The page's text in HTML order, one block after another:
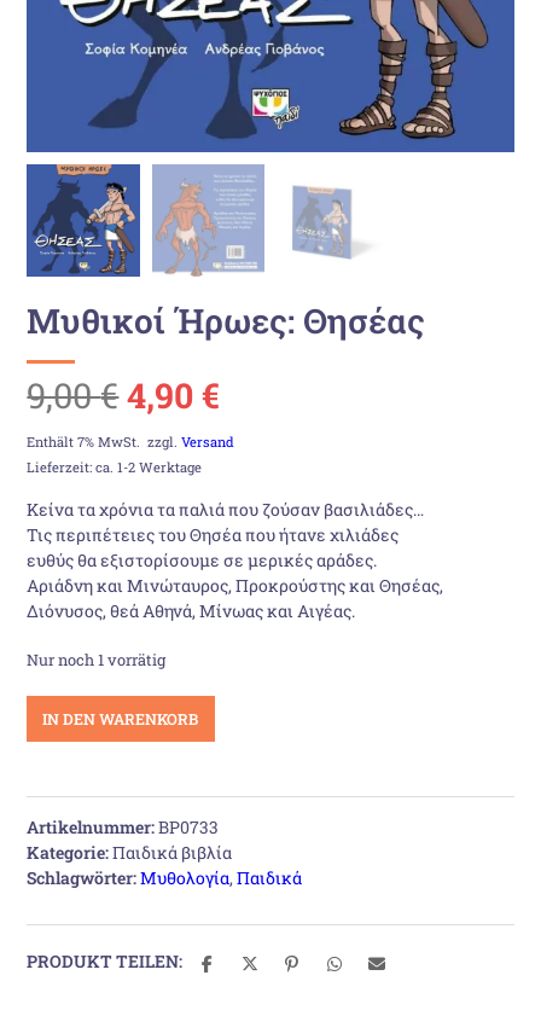
Μυθικοί Ήρωες: Θησέας
9,00€Ursprünglicher
Preis
war:
9,00 €
4,90€
Preis
ist:
4,90 €.
Enthält 7% MwSt. zzgl.Versand
Lieferzeit: ca. 1-2 Werktage
Κείνα τα χρόνια τα παλιά που ζούσαν βασιλιάδες…
Τις περιπέτειες του Θησέα που ήτανε χιλιάδες
ευθύς θα εξιστορίσουμε σε μερικές αράδες.
Αριάδνη και Μινώταυρος, Προκρούστης και Θησέας,
Διόνυσος, θεά Αθηνά, Μίνωας και Αιγέας.
Nur noch 1 vorrätig
Ήρωες:
IN DEN WARENKORB
Artikelnummer:BP0733
Kategorie:Παιδικά βιβλία
Schlagwörter:Μυθολογία,Παιδικά
PRODUKT TEILEN: